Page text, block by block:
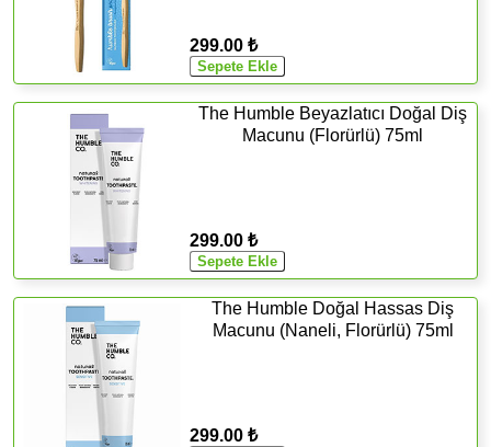
299.00 ₺
The Humble Beyazlatıcı Doğal Diş
Macunu (Florürlü) 75ml
299.00 ₺
The Humble Doğal Hassas Diş
Macunu (Naneli, Florürlü) 75ml
299.00 ₺